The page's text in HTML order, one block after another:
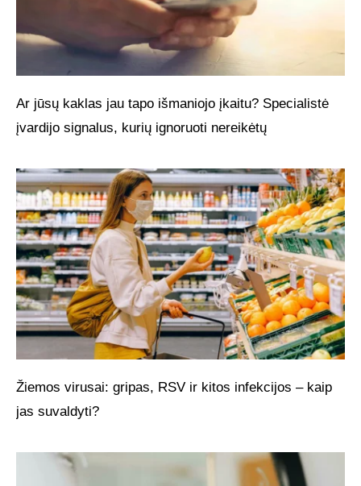
Ar jūsų kaklas jau tapo išmaniojo įkaitu? Specialistė
įvardijo signalus, kurių ignoruoti nereikėtų
Žiemos virusai: gripas, RSV ir kitos infekcijos – kaip
jas suvaldyti?